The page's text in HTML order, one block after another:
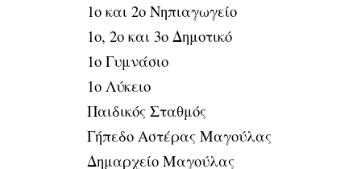
1ο και 2ο Νηπιαγωγείο
1ο, 2ο και 3ο Δημοτικό
1ο Γυμνάσιο
1ο Λύκειο
Παιδικός Σταθμός
Γήπεδο Αστέρας Μαγούλας
Δημαρχείο Μαγούλας